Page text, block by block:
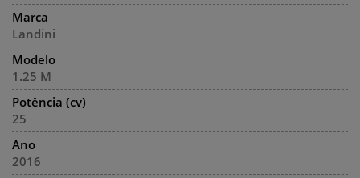
Marca
Landini
Modelo
1.25 M
Potência (cv)
25
Ano
2016